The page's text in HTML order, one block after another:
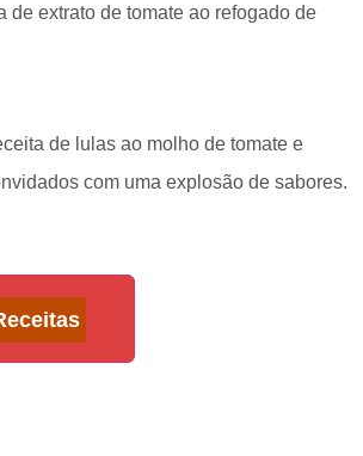
de extrato de tomate ao refogado de
de lulas ao molho de tomate e
com uma explosão de sabores.